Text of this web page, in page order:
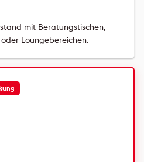
mit Beratungstischen,
Loungebereichen.